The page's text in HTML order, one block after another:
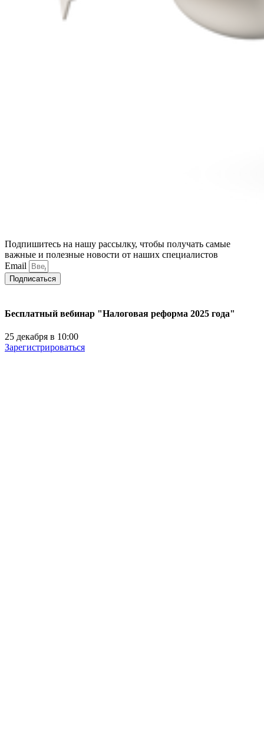
Подпишитесь на нашу рассылку, чтобы получать самые
важные и полезные новости от наших специалистов
Email
Подписаться
Бесплатный вебинар "Налоговая реформа 2025 года"
25 декабря в 10:00
Зарегистрироваться